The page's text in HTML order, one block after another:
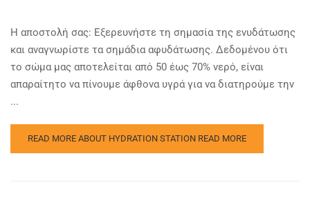
Η αποστολή σας: Εξερευνήστε τη σημασία της ενυδάτωσης
και αναγνωρίστε τα σημάδια αφυδάτωσης. Δεδομένου ότι
το σώμα μας αποτελείται από 50 έως 70% νερό, είναι
απαραίτητο να πίνουμε άφθονα υγρά για να διατηρούμε την
...
READ MORE ABOUT HYDRATION STATION READ MORE